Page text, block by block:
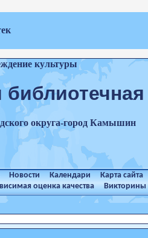
культуры
округа-город Камышин
Новости Календари Карта сайта
оценка качества Викторины